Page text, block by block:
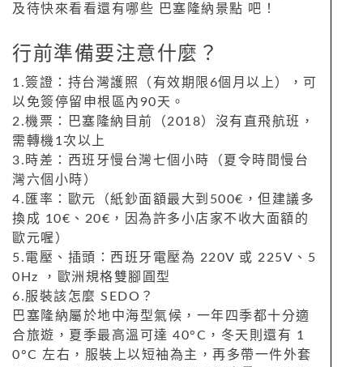
及待快來看看還有哪些 巴塞隆納景點 吧！
行前準備要注意什麼？
1.簽證：持台灣護照（有效期限 6個月以上），可
以免簽停留申根區內 90天。
2.機票：巴塞隆納目前（2018）沒有直飛航班，
需轉機1次以上
3.時差：西班牙慢台灣七個小時（夏令時間慢台
灣六個小時）
4.匯率：歐元（紙鈔面額最大到 500€ ，但建議多
換成 10€ 、 20€ ，因為許多小店家不收大面額的
歐元喔）
5.電壓、插頭：西班牙電壓為 220V 或 225V 、 5
0Hz
，歐洲規格雙腳圓型
6.服裝該怎麼 SEDO ？
巴塞隆納屬於地中海型氣候，一年四季都十分適
合旅遊，夏季最高溫可達 40°C ，冬天則還有 1
0°C 左右，服裝上以短袖為主，再多帶一件外套